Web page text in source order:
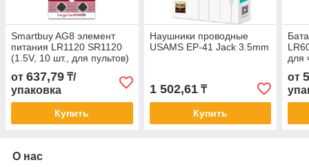
Smartbuy AG8 элемент
питания LR1120 SR1120
(1.5V, 10 шт., для пультов)
от 637,79 ₸/
упаковка
Купить
Наушники проводные
USAMS EP-41 Jack 3.5mm
1 502,61₸
Купить
для
от
О нас